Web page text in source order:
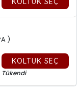
)
KOLTUK SEÇ
Tükendi